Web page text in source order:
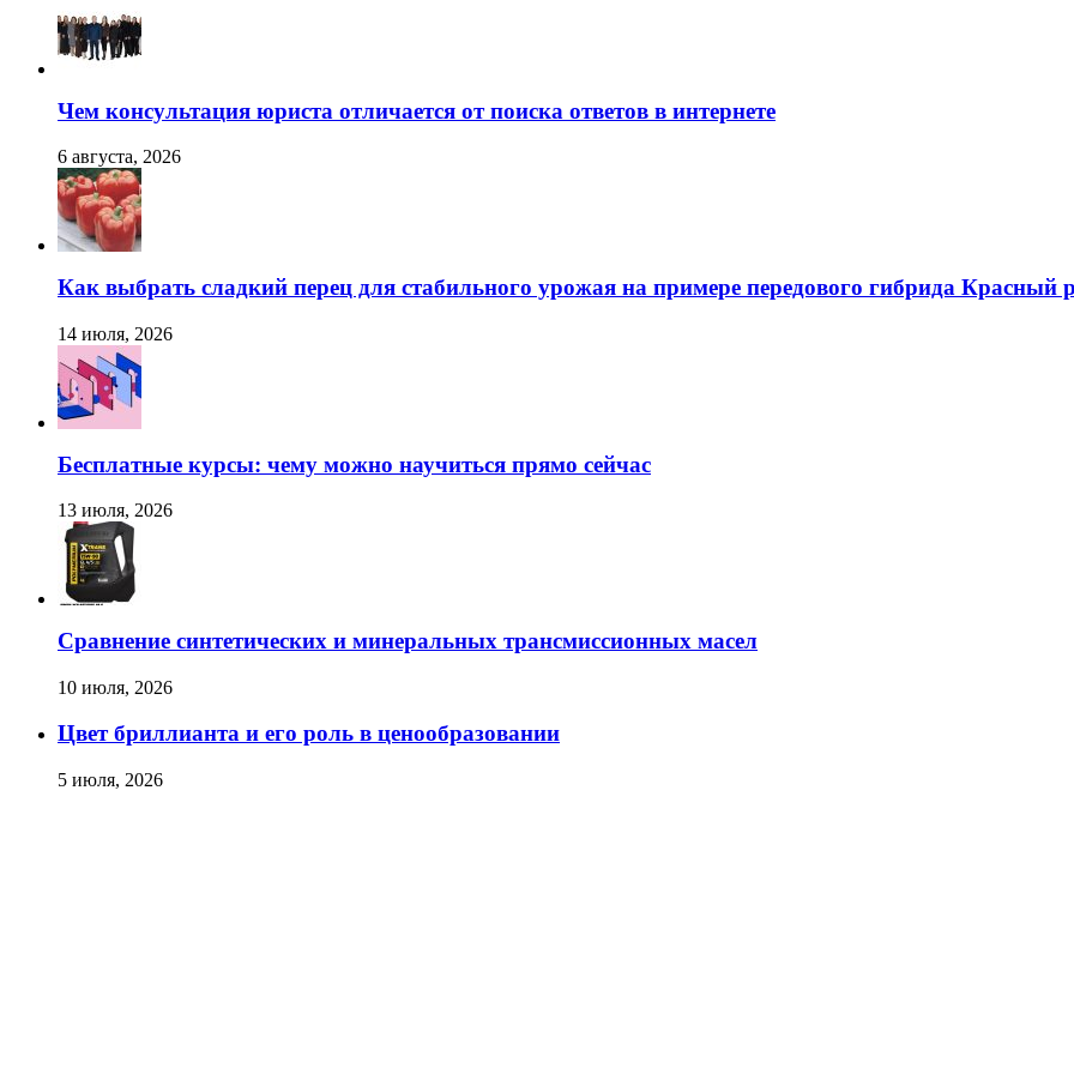
Чем консультация юриста отличается от поиска ответов в интернете
6 августа, 2026
Как выбрать сладкий перец для стабильного урожая на примере передового гибрида Красный
14 июля, 2026
Бесплатные курсы: чему можно научиться прямо сейчас
13 июля, 2026
Сравнение синтетических и минеральных трансмиссионных масел
10 июля, 2026
Цвет бриллианта и его роль в ценообразовании
5 июля, 2026